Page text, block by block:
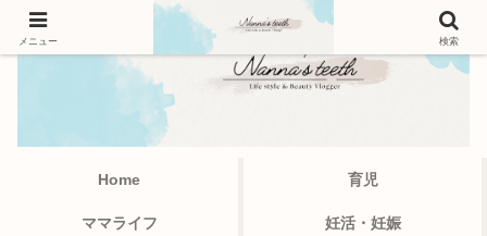
Home 育児
ママライフ 妊活・妊娠
メニュー 検索